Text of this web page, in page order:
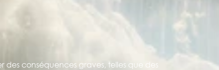
des conséquences graves, telles que des